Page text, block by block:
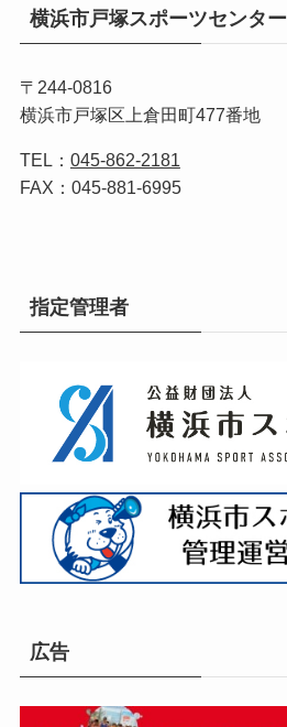
横浜市戸塚スポーツセンター
〒244-0816
横浜市戸塚区上倉田町477番地
TEL： 045-862-2181
FAX：045-881-6995
指定管理者
広告